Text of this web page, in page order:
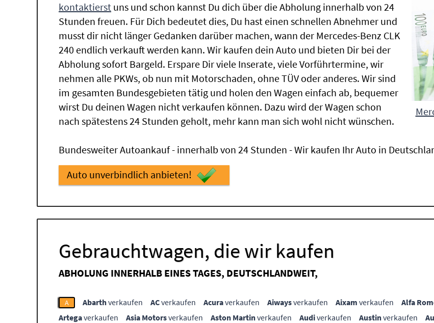
kontaktierst uns und schon kannst Du dich über die Abholung innerhalb von 24
Stunden freuen. Für Dich bedeutet dies, Du hast einen schnellen Abnehmer und
musst dir nicht länger Gedanken darüber machen, wann der Mercedes-Benz CLK
240 endlich verkauft werden kann. Wir kaufen dein Auto und bieten Dir bei der
Abholung sofort Bargeld. Erspare Dir viele Inserate, viele Vorführtermine, wir
nehmen alle PKWs, ob nun mit Motorschaden, ohne TÜV oder anderes. Wir sind
im gesamten Bundesgebieten tätig und holen den Wagen einfach ab, bequemer
wirst Du deinen Wagen nicht verkaufen können. Dazu wird der Wagen schon
nach spätestens 24 Stunden geholt, mehr kann man sich wohl nicht wünschen.
Bundesweiter Autoankauf - innerhalb von 24 Stunden - Wir kaufen Ihr Auto in
Auto unverbindlich anbieten!
Gebrauchtwagen, die wir kaufen
ABHOLUNG INNERHALB EINES TAGES, DEUTSCHLANDWEIT,
A Abarthverkaufen ACverkaufen Acuraverkaufen Aiwaysverkaufen Aixam verkaufen Alfa
Artegaverkaufen Asia Motorsverkaufen Aston Martinverkaufen Audiverkaufen Austinverkaufen